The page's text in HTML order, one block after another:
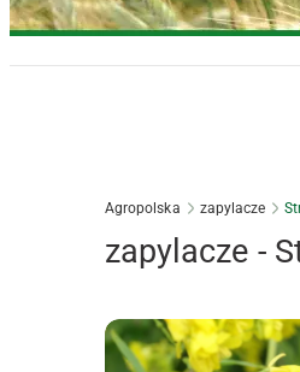
Agropolska zapylacze
zapylacze -